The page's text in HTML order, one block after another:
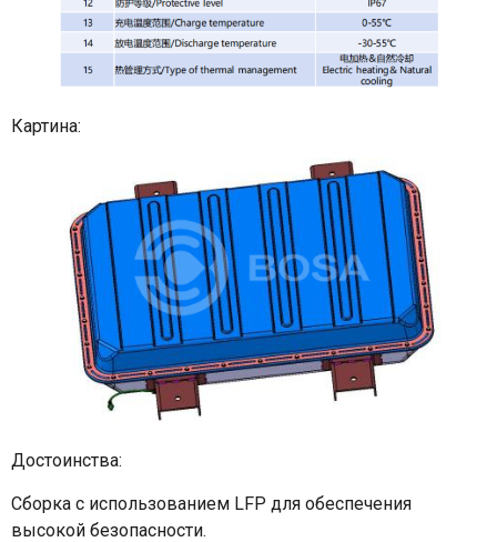
Картина:
Достоинства:
Сборка с использованием LFP для обеспечения
высокой безопасности.